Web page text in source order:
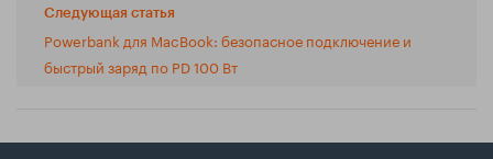
Следующая статья
Powerbank для MacBook: безопасное подключение и
быстрый заряд по PD 100 Вт